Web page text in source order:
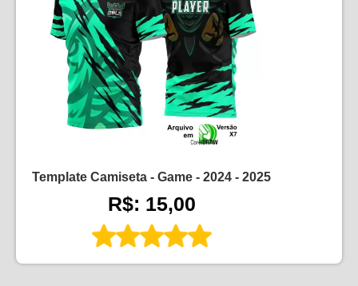
Template Camiseta - Game - 2024 - 2025
R$: 15,00